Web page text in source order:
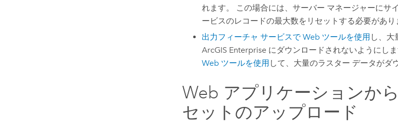
れます。 この場合には、サーバー マネージャーにサ
ービスのレコードの最大数をリセットする必要があり
出力フィーチャ サービスで Web ツールを使用 し、大
ArcGIS Enterpriseにダウンロードされないようにしま
Web ツールを使用 して、大量のラスター データがダ
Web アプリケーションか
セットのアップロード